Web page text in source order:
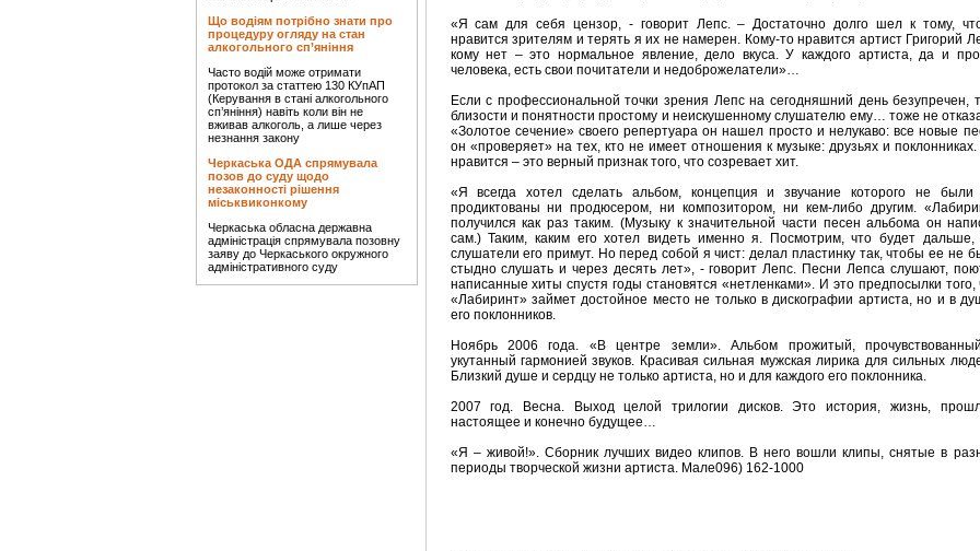
Що водіям потрібно знати про
процедуру огляду на стан
алкогольного сп’яніння
Часто водій може отримати
протокол за статтею 130 КУпАП
(Керування в стані алкогольного
сп’яніння) навіть коли він не
вживав алкоголь, а лише через
незнання закону
Черкаська ОДА спрямувала
позов до суду щодо
незаконності рішення
міськвиконкому
Черкаська обласна державна
адміністрація спрямувала позовну
заяву до Черкаського окружного
адміністративного суду
«Я сам для себя цензор, - говорит Лепс. – Достаточно долго шел к тому,
нравится зрителям и терять я их не намерен. Кому-то нравится артист Григорий
кому нет – это нормальное явление, дело вкуса. У каждого артиста, да и
человека, есть свои почитатели и недоброжелатели»…
Если с профессиональной точки зрения Лепс на сегодняшний день безупречен,
близости и понятности простому и неискушенному слушателю ему… тоже не
«Золотое сечение» своего репертуара он нашел просто и нелукаво: все новые
он «проверяет» на тех, кто не имеет отношения к музыке: друзьях и
нравится – это верный признак того, что созревает хит.
«Я всегда хотел сделать альбом, концепция и звучание которого не
продиктованы ни продюсером, ни композитором, ни кем-либо другим.
получился как раз таким. (Музыку к значительной части песен альбома он
сам.) Таким, каким его хотел видеть именно я. Посмотрим, что будет дальше,
слушатели его примут. Но перед собой я чист: делал пластинку так, чтобы ее не
стыдно слушать и через десять лет», - говорит Лепс. Песни Лепса слушают,
написанные хиты спустя годы становятся «нетленками». И это предпосылки того,
«Лабиринт» займет достойное место не только в дискографии артиста, но и в
его поклонников.
Ноябрь 2006 года. «В центре земли». Альбом прожитый,
укутанный гармонией звуков. Красивая сильная мужская лирика для сильных
Близкий душе и сердцу не только артиста, но и для каждого его поклонника.
2007 год. Весна. Выход целой трилогии дисков. Это история, жизнь,
настоящее и конечно будущее…
«Я – живой!». Сборник лучших видео клипов. В него вошли клипы, снятые в
периоды творческой жизни артиста. Мале096) 162-1000